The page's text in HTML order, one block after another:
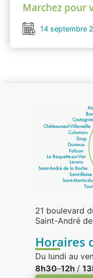
Marchez pour
14 septembre
21 boulevard
Saint-André
Horaires
Du lundi au
8h30–12h /